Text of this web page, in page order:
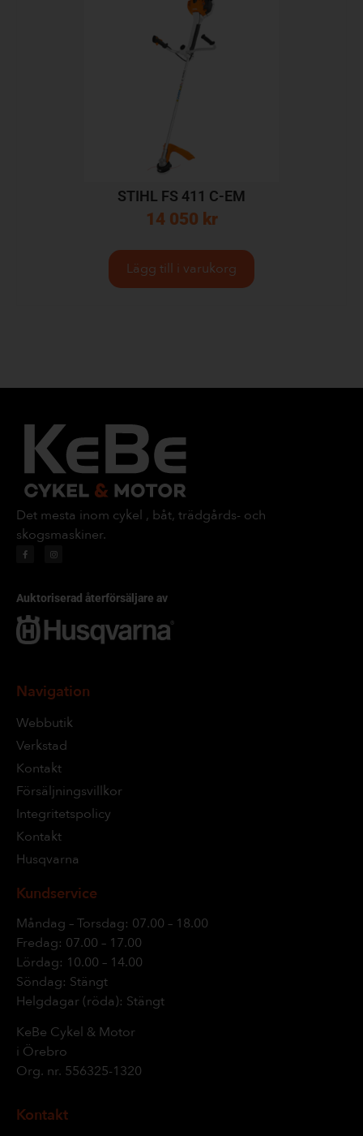
STIHL FS 411 C-EM
14 050 kr
Lägg till i varukorg
Det mesta inom cykel , båt, trädgårds- och
skogsmaskiner.
Auktoriserad återförsäljare av
Navigation
Webbutik
Verkstad
Kontakt
Försäljningsvillkor
Integritetspolicy
Kontakt
Husqvarna
Kundservice
Måndag – Torsdag: 07.00 – 18.00
Fredag: 07.00 – 17.00
Lördag: 10.00 – 14.00
Söndag: Stängt
Helgdagar (röda): Stängt
KeBe Cykel & Motor
i Örebro
Org. nr. 556325-1320
Kontakt